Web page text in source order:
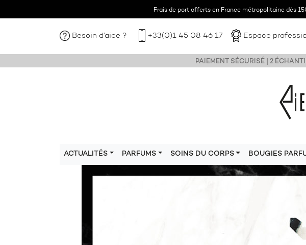
Frais de port offerts en France métropolitaine dés
Besoin d’aide ? +33(0)1 45 08 46 17 Espace
PAIEMENT SÉCURISÉ | 2
ACTUALITÉS PARFUMS SOINS DU CORPS BOUGIES